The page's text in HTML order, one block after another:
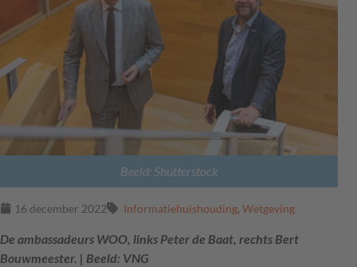
Beeld: Shutterstock
16 december 2022 Informatiehuishouding, Wetgeving
De ambassadeurs WOO, links Peter de Baat, rechts Bert
Bouwmeester. | Beeld: VNG